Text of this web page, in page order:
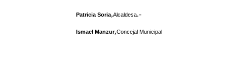
Patricia Soria,Alcaldesa.-
Ismael Manzur,Concejal Municipal